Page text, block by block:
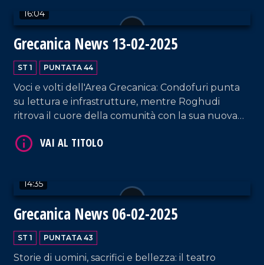
16:04
Grecanica News 13-02-2025
ST 1 PUNTATA 44
Voci e volti dell'Area Grecanica: Condofuri punta
su lettura e infrastrutture, mentre Roghudi
ritrova il cuore della comunità con la sua nuova
14:35
Grecanica News 06-02-2025
ST 1 PUNTATA 43
Storie di uomini, sacrifici e bellezza: il teatro
VAI AL TITOLO
VAI AL TITOLO